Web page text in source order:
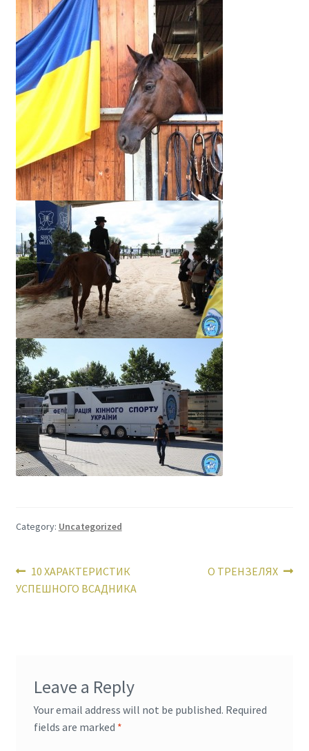
Category: Uncategorized
Post
navigation
Previous
post:
10 ХАРАКТЕРИСТИК
УСПЕШНОГО ВСАДНИКА
Next
О ТРЕНЗЕЛЯХ
Leave a Reply
Your email address will not be published. Required
fields are marked *